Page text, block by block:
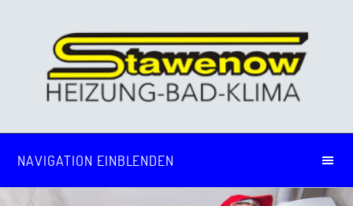
NAVIGATION EINBLENDEN